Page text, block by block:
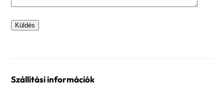
Szállítási információk